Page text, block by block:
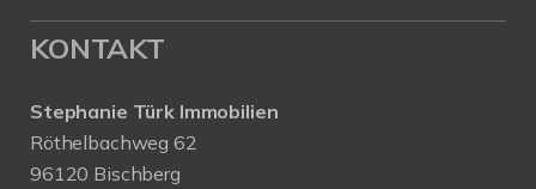
KONTAKT
Stephanie Türk Immobilien
Röthelbachweg 62
96120 Bischberg